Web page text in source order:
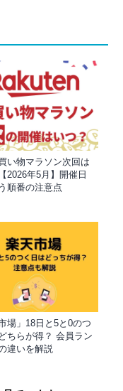
い物マラソン次回は
2026年5月】開催日
順番の注意点
場」18日と5と0のつ
ちらが得？ 会員ラン
違いを解説